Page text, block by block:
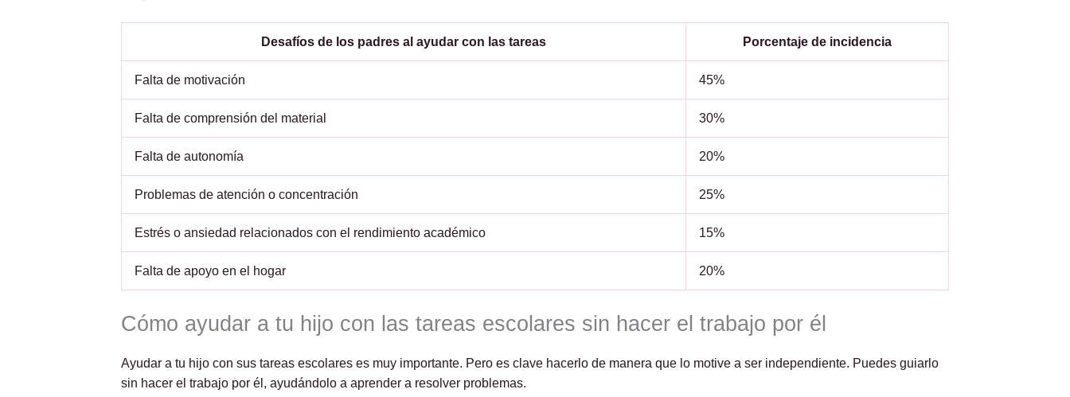
Desafíos de los padres al ayudar con las tareas Porcentaje de incidencia
Falta de motivación 45%
Falta de comprensión del material 30%
Falta de autonomía 20%
Problemas de atención o concentración 25%
Estrés o ansiedad relacionados con el rendimiento académico 15%
Falta de apoyo en el hogar 20%
Cómo ayudar a tu hijo con las tareas escolares sin hacer el trabajo por él
Ayudar a tu hijo con sus tareas escolares es muy importante. Pero es clave hacerlo de manera que lo motive a ser independiente. Puedes guiarlo
sin hacer el trabajo por él, ayudándolo a aprender a resolver problemas.